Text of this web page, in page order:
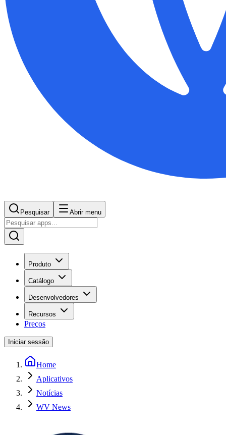
Pesquisar Abrir menu
Produto
Catálogo
Desenvolvedores
Recursos
Preços
Iniciar sessão
Home
Aplicativos
Notícias
WV News